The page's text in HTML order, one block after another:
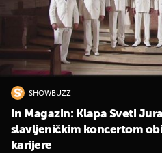
SHOWBUZZ
In Magazin: Klapa Sveti
slavljeničkim koncertom
karijere